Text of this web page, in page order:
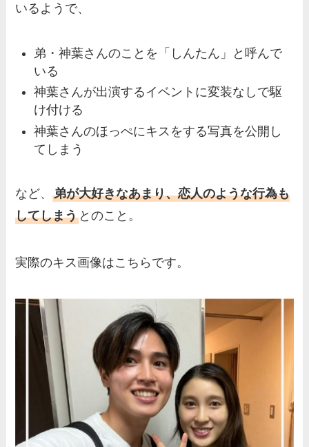
いるようで、
弟・神葉さんのことを「しんたん」と呼んで
いる
神葉さんが出演するイベントに変装なしで駆
け付ける
神葉さんのほっぺにキスをする写真を公開し
てしまう
など、弟が大好きなあまり、恋人のような行為も
してしまう とのこと。
実際のキス画像はこちらです。